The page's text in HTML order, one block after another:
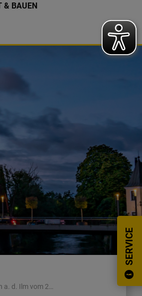
& BAUEN
SERVICE
d. Ilm vom 2…